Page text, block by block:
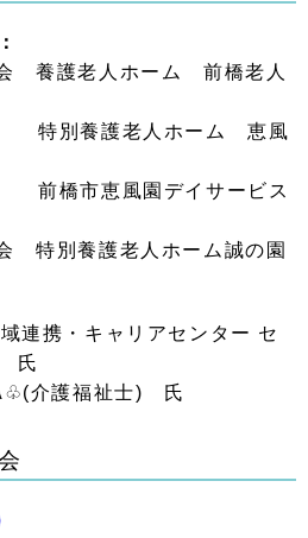
養護老人ホーム 前橋老人
人ホーム 恵風
デイサービス
特別養護老人ホーム誠の園
連携・キャリアセンター セ
氏
介護福祉士) 氏